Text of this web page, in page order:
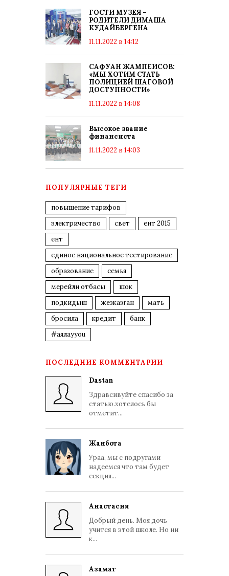
ГОСТИ МУЗЕЯ –
РОДИТЕЛИ ДИМАША
КУДАЙБЕРГЕНА
11.11.2022 в 14:12
САФУАН ЖАМПЕИСОВ:
«МЫ ХОТИМ СТАТЬ
ПОЛИЦИЕЙ ШАГОВОЙ
ДОСТУПНОСТИ»
11.11.2022 в 14:08
Высокое звание
финансиста
11.11.2022 в 14:03
ПОПУЛЯРНЫЕ ТЕГИ
повышение тарифов
электричество
свет
ент 2015
ент
единое национальное тестирование
образование
семья
мерейли отбасы
шок
подкидыш
жезказган
мать
бросила
кредит
банк
#аялауyou
ПОСЛЕДНИЕ КОММЕНТАРИИ
Dastan
Здравсивуйте спасибо за
статью.хотелось бы
отметит...
Жанбота
Ураа, мы с подругами
надеемся что там будет
секция...
Анастасия
Добрый день. Моя дочь
учится в этой школе. Но ни
к...
Азамат